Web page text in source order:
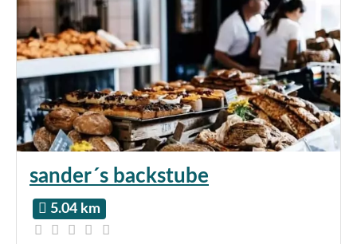
sander´s backstube
5.04 km